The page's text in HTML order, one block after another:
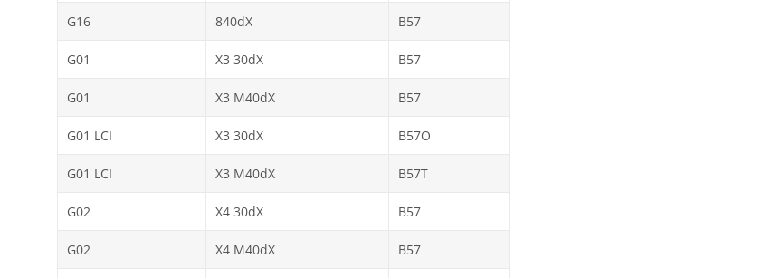
G16 840dX B57
G01 X3 30dX B57
G01 X3 M40dX B57
G01 LCI X3 30dX B57O
G01 LCI X3 M40dX B57T
G02 X4 30dX B57
G02 X4 M40dX B57